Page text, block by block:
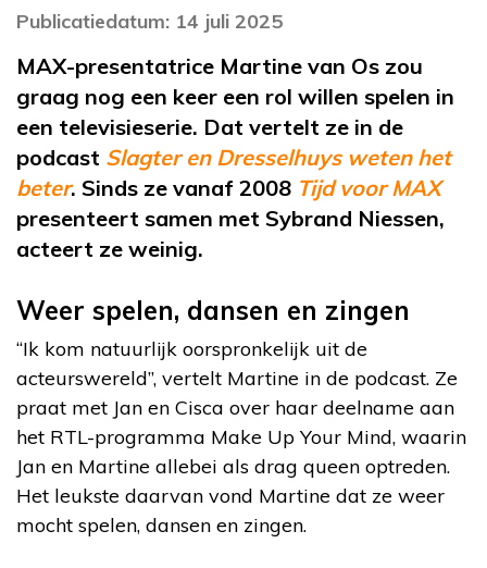
Publicatiedatum: 14 juli 2025
MAX-presentatrice Martine van Os zou
graag nog een keer een rol willen spelen in
een televisieserie. Dat vertelt ze in de
podcast Slagter en Dresselhuys weten het
beter. Sinds ze vanaf 2008 Tijd voor MAX
presenteert samen met Sybrand Niessen,
acteert ze weinig.
Weer spelen, dansen en zingen
“Ik kom natuurlijk oorspronkelijk uit de
acteurswereld”, vertelt Martine in de podcast. Ze
praat met Jan en Cisca over haar deelname aan
het RTL-programma Make Up Your Mind, waarin
Jan en Martine allebei als drag queen optreden.
Het leukste daarvan vond Martine dat ze weer
mocht spelen, dansen en zingen.